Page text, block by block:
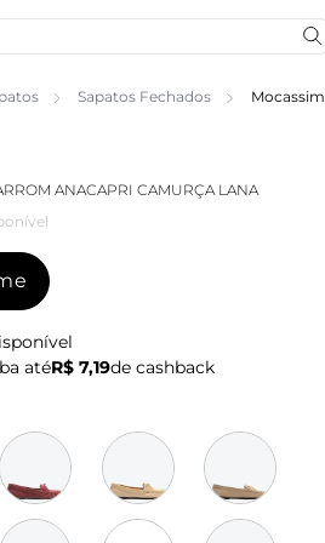
Sapatos Fechados Mocassim
ANACAPRI CAMURÇA LANA
atéR$ 7,19de cashback